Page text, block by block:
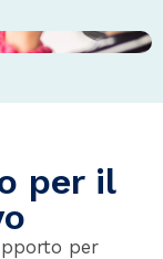
per il
per